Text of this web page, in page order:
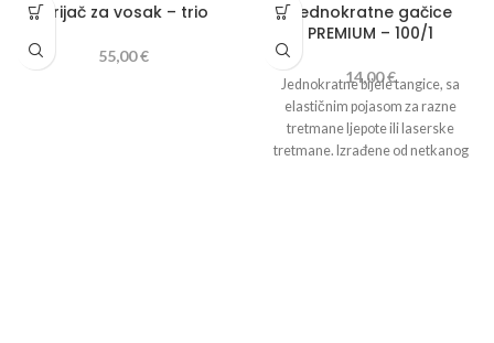
Grijač za vosak – trio
55,00€
KUTIJA
RIFUZA
Jednokratne gačice
PREMIUM – 100/1
14,00€
Jednokratne bijele tangice, sa
elastičnim pojasom za razne
tretmane ljepote ili laserske
tretmane. Izrađene od netkanog